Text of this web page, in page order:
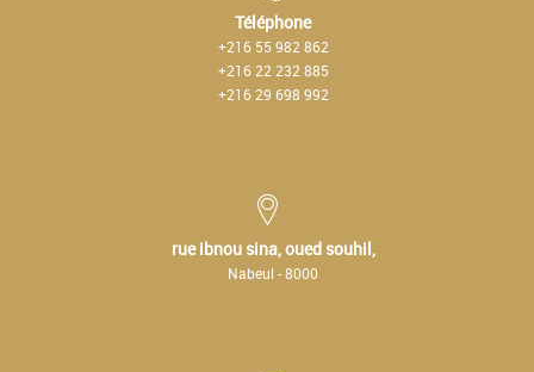
Téléphone
+216 55 982 862
+216 22 232 885
+216 29 698 992
rue ibnou sina, oued souhil,
Nabeul - 8000